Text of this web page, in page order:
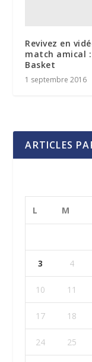
Revivez en
match amical :
Basket
1 septembre 2016
ARTICLES
L M
3 4
10 11
17 18
24 25